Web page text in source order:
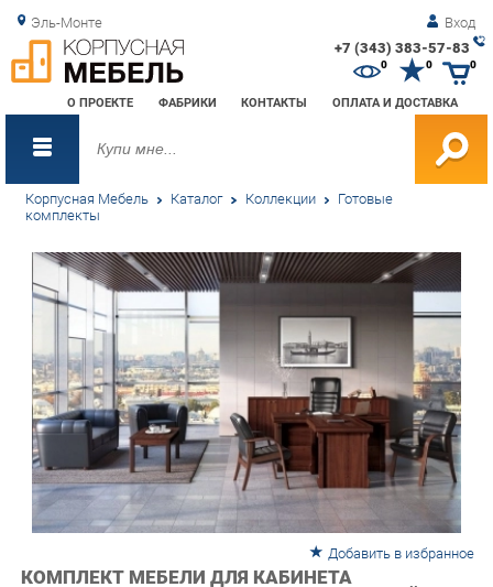
Эль-Монте Вход
+7 (343) 383-57-83
О ПРОЕКТЕ ФАБРИКИ КОНТАКТЫ ОПЛАТА И ДОСТАВКА
0 0
Корпусная Мебель Каталог Коллекции Готовые
комплекты
Добавить в избранное
КОМПЛЕКТ МЕБЕЛИ ДЛЯ КАБИНЕТА
РУКОВОДИТЕЛЯ POINTEX BERN 01 ТЕМНЫЙ ОРЕХ